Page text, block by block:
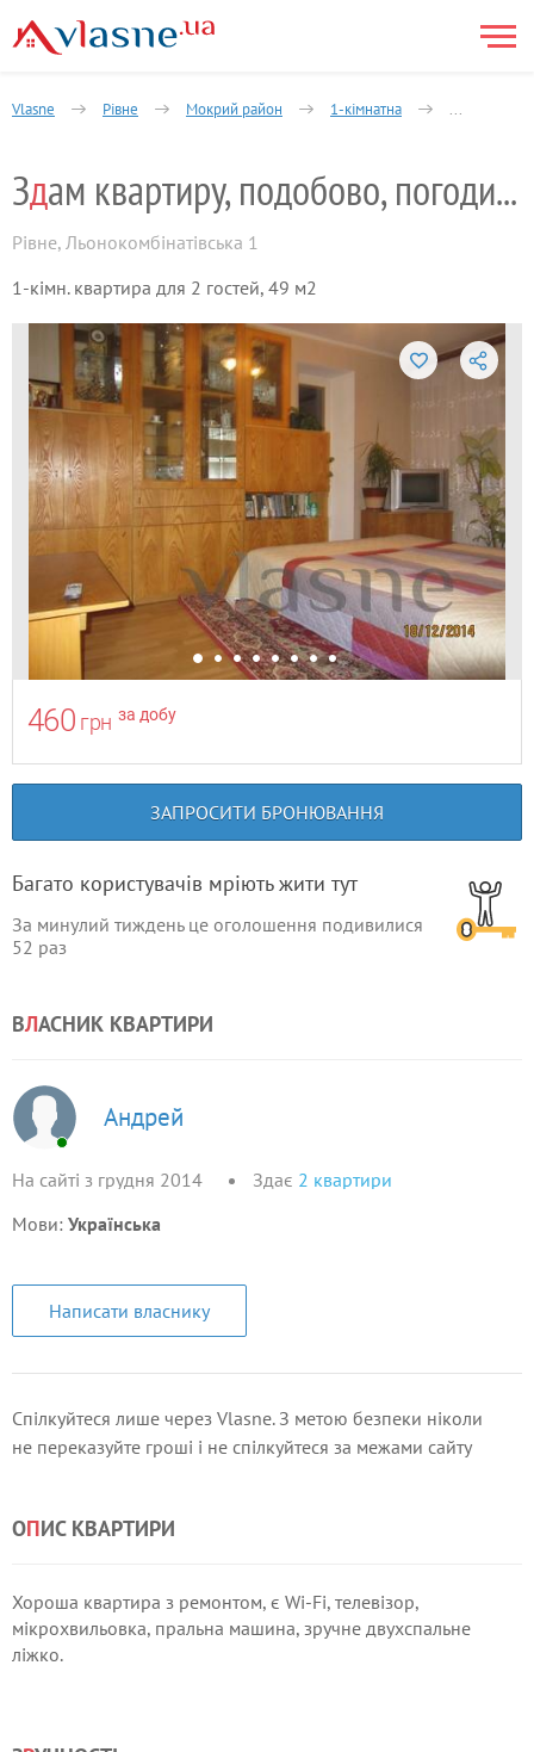
Vlasne Рівне Мокрий район 1-кімнатна Гагаріна
Зд ам квартиру, подобово, погодинно.
Рівне, Льонокомбінатівська 1
1-кімн. квартира для 2 гостей, 49 м2
460 грн за добу
ЗАПРОСИТИ БРОНЮВАННЯ
Багато користувачів мріють жити тут
За минулий тиждень це оголошення подивилися
52 раз
ВЛАСНИК КВАРТИРИ
Андрей
На сайті з грудня 2014 Здає 2 квартири
Мови: Українська
Написати власнику
Спілкуйтеся лише через Vlasne. З метою безпеки ніколи
не переказуйте гроші і не спілкуйтеся за межами сайту
ОПИС КВАРТИРИ
Хороша квартира з ремонтом, є Wi-Fi, телевізор,
мікрохвильовка, пральна машина, зручне двухспальне
ліжко.